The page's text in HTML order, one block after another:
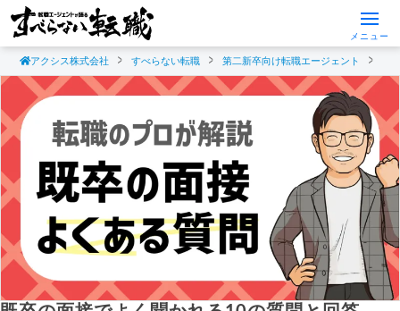
メニュー
アクシス株式会社 すべらない転職 第二新卒向け転職エージェント